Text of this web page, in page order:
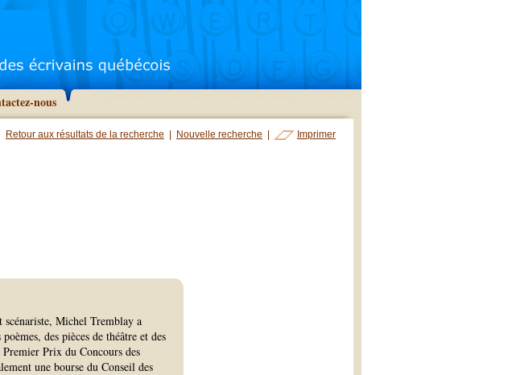
nous
Retour aux résultats de la recherche Nouvelle recherche Imprimer
Michel Tremblay a
des pièces de théâtre et des
Prix du Concours des
une bourse du Conseil des